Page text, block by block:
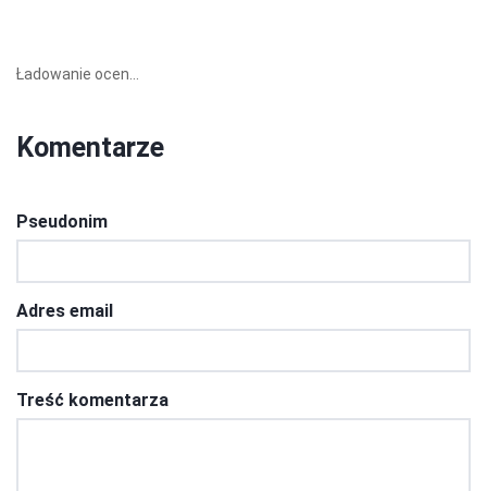
Ładowanie ocen...
Komentarze
Pseudonim
Adres email
Treść komentarza